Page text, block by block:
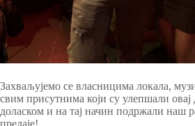
Захваљујемо се власницима локала,
свим присутнима који су улепшали овај
доласком и на тај начин подржали наш
предаје!